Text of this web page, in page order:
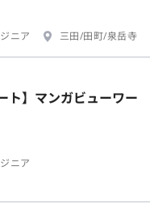
ニア
三田/田町/泉岳寺
ト】マンガビューワー
ニア